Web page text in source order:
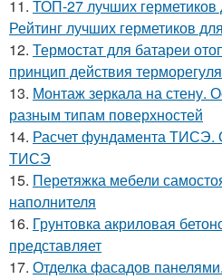
11. ТОП-27 лучших герметиков
Рейтинг лучших герметиков
12. Термостат для батареи
принцип действия
13. Монтаж зеркала на стену.
разным типам поверхностей
14. Расчет фундамента ТИСЭ.
ТИСЭ
15. Перетяжка мебели
наполнителя
16. Грунтовка акриловая
представляет
17. Отделка фасадов